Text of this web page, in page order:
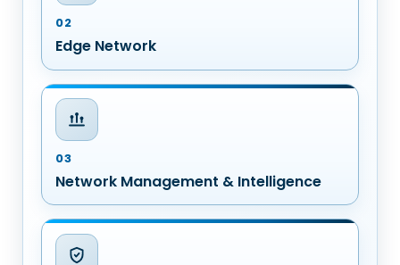
02
Edge Network
03
Network Management & Intelligence